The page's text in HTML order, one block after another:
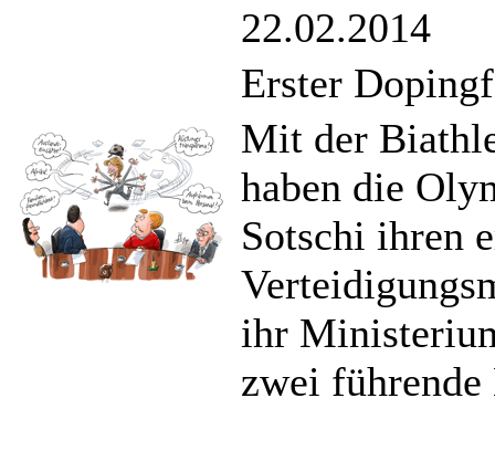
22.02.2014
Erster
Mit der
haben die
Sotschi ihren
ihr
zwei